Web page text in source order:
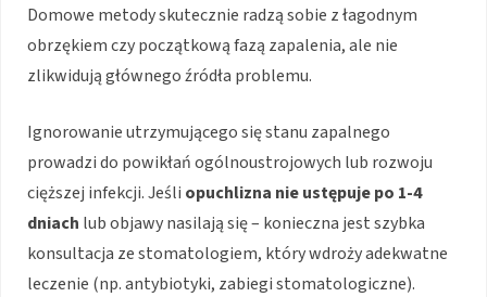
Domowe metody skutecznie radzą sobie z łagodnym
obrzękiem czy początkową fazą zapalenia, ale nie
zlikwidują głównego źródła problemu.
Ignorowanie utrzymującego się stanu zapalnego
prowadzi do powikłań ogólnoustrojowych lub rozwoju
cięższej infekcji. Jeśli opuchlizna nie ustępuje po 1-4
dniach lub objawy nasilają się – konieczna jest szybka
konsultacja ze stomatologiem, który wdroży adekwatne
leczenie (np. antybiotyki, zabiegi stomatologiczne).